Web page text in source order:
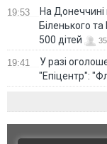
19:53
На Донеччині
Біленького
500 дітей
35
19:41
У разі
"Епіцентр":